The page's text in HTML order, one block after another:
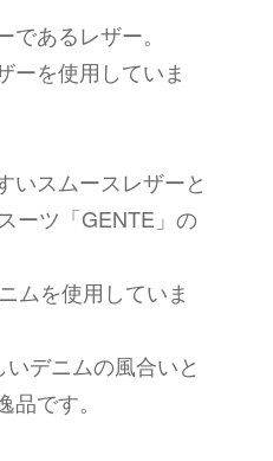
あるレザー。
ーを使用していま
いスムースレザーと
ーツ「GENTE」の
ムを使用していま
デニムの風合いと
です。